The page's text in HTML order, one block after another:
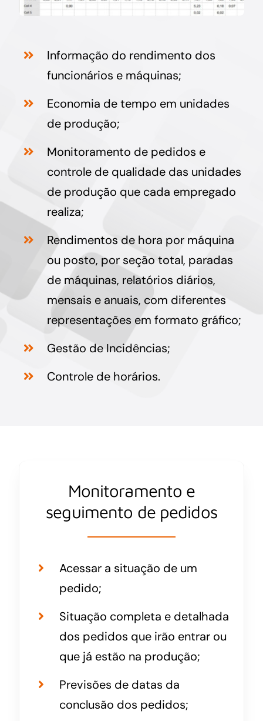
Informação do rendimento dos
funcionários e máquinas;
Economia de tempo em unidades
de produção;
Monitoramento de pedidos e
controle de qualidade das unidades
de produção que cada empregado
realiza;
Rendimentos de hora por máquina
ou posto, por seção total, paradas
de máquinas, relatórios diários,
mensais e anuais, com diferentes
representações em formato gráfico;
Gestão de Incidências;
Controle de horários.
Monitoramento e
seguimento de pedidos
Acessar a situação de um
pedido;
Situação completa e detalhada
dos pedidos que irão entrar ou
que já estão na produção;
Previsões de datas da
conclusão dos pedidos;